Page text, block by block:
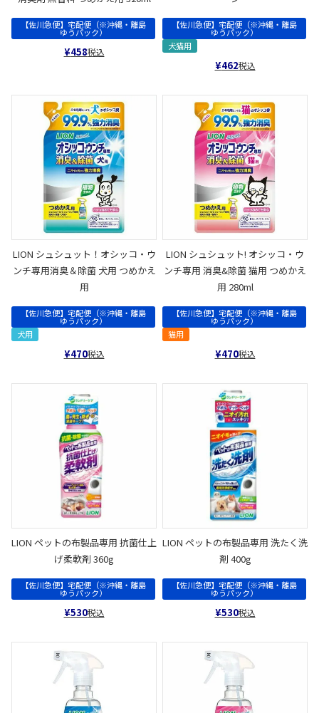
【佐川急便】宅配便（※沖縄・離島
ゆうパック）
¥458税込
【佐川急便】宅配便（※沖縄・離島
ゆうパック）
犬猫用
¥462税込
LION シュシュット！オシッコ・ウ
ンチ専用消臭＆除菌 犬用 つめかえ
用
【佐川急便】宅配便（※沖縄・離島
ゆうパック）
犬用
¥470税込
LION シュシュット! オシッコ・ウ
ンチ専用 消臭&除菌 猫用 つめかえ
用 280ml
【佐川急便】宅配便（※沖縄・離島
ゆうパック）
猫用
¥470税込
LION ペットの布製品専用 抗菌仕上
げ柔軟剤 360g
【佐川急便】宅配便（※沖縄・離島
ゆうパック）
¥530税込
LION ペットの布製品専用 洗たく洗
剤 400g
【佐川急便】宅配便（※沖縄・離島
ゆうパック）
¥530税込